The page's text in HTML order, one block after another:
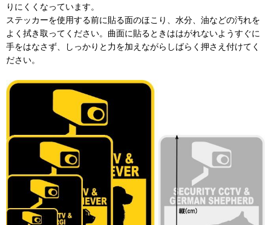
りにくくなっています。
ステッカーを使用する前に貼る面のほこり、水分、油などの汚れを
よく拭き取ってください。曲面に貼るときははがれないようすぐに
手をはなさず、しっかりと力を加えながらしばらく押さえ付けてく
ださい。